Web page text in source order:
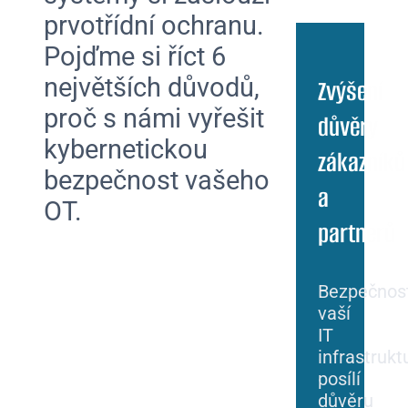
prvotřídní ochranu.
Pojďme si říct 6
největších důvodů,
proč s námi vyřešit
kybernetickou
bezpečnost vašeho
OT.
Zvýšení
důvěry
zákazníků
a
partnerů
vaší
IT
posílí
důvěru